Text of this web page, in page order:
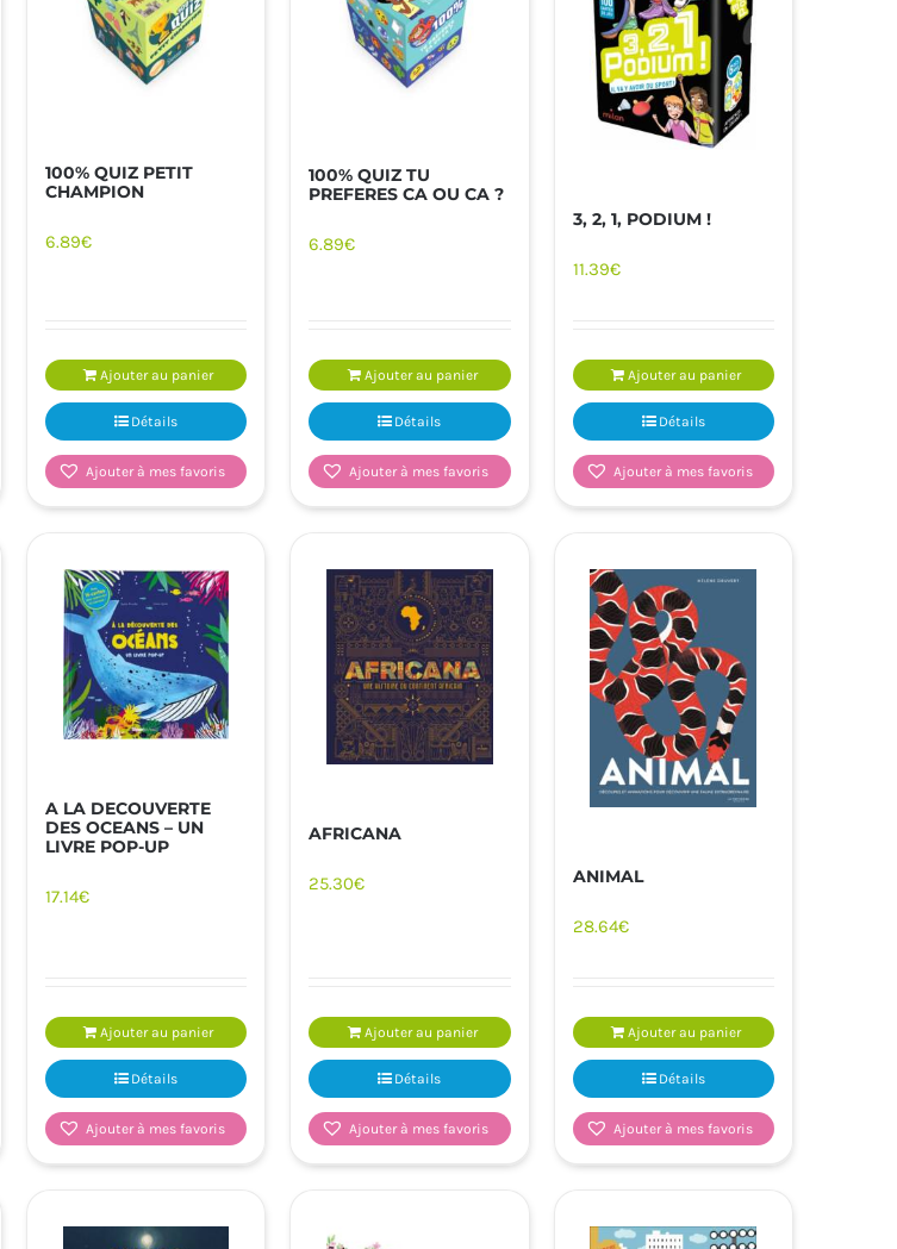
100% QUIZ PETIT
CHAMPION
6.89€
Ajouter au panier
Détails
Ajouter à mes favoris
100% QUIZ TU
PREFERES CA OU CA ?
6.89€
Ajouter au panier
Détails
Ajouter à mes favoris
3, 2, 1, PODIUM !
11.39€
Ajouter au panier
Détails
Ajouter à mes favoris
A LA DECOUVERTE
DES OCEANS – UN
LIVRE POP-UP
17.14€
Ajouter au panier
Détails
Ajouter à mes favoris
AFRICANA
25.30€
Ajouter au panier
Détails
Ajouter à mes favoris
ANIMAL
28.64€
Ajouter au panier
Détails
Ajouter à mes favoris